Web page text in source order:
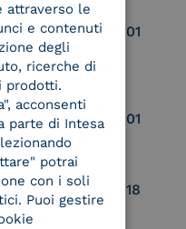
UNI EN ISO 37001
UNI EN ISO 27001
UNI EN ISO 27018
attraverso le
e contenuti
degli
ricerche di
prodotti.
acconsenti
parte di Intesa
potrai
con i soli
Puoi gestire